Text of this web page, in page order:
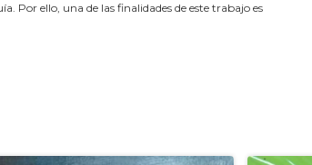
Por ello, una de las finalidades de este trabajo es